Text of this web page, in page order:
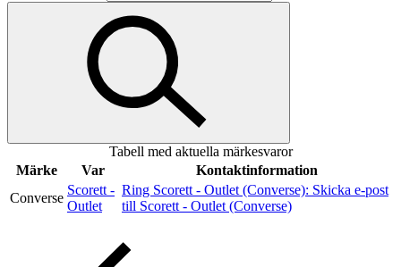
Mat och dryck
Evenemang
Erbjudanden
Inspiration
Tabell med aktuella märkesvaror
Märke
Var
Kontaktinformation
Converse
Scorett -
Outlet
Ring Scorett - Outlet (Converse): Skicka e-post
till Scorett - Outlet (Converse)